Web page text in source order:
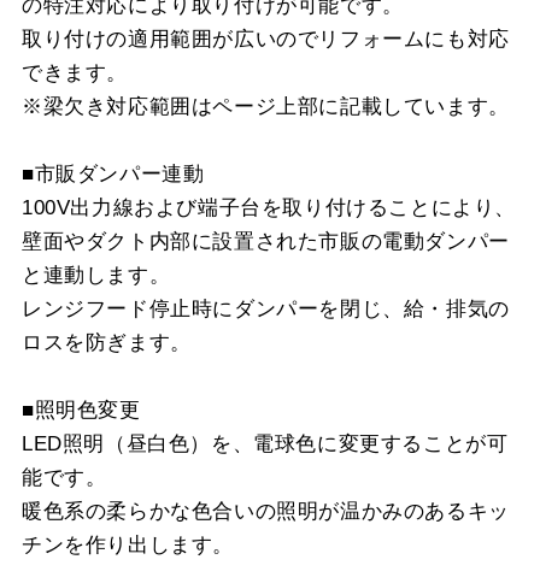
の特注対応により取り付けが可能です。
取り付けの適用範囲が広いのでリフォームにも対応
できます。
※梁欠き対応範囲はページ上部に記載しています。
■市販ダンパー連動
100V出力線および端子台を取り付けることにより、
壁面やダクト内部に設置された市販の電動ダンパー
と連動します。
レンジフード停止時にダンパーを閉じ、給・排気の
ロスを防ぎます。
■照明色変更
LED照明（昼白色）を、電球色に変更することが可
能です。
暖色系の柔らかな色合いの照明が温かみのあるキッ
チンを作り出します。